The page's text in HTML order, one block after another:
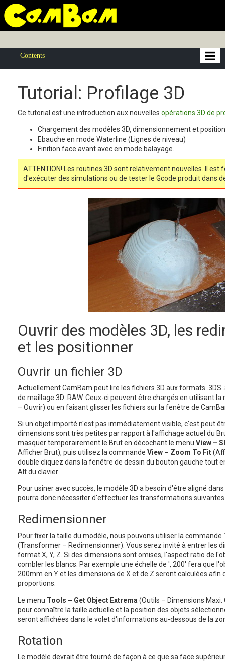
Contents
Tutorial: Profilage 3D
Ce tutorial est une introduction aux nouvelles opérations 3D de
Chargement des modèles 3D, dimensionnement et
Ebauche en mode Waterline (Lignes de niveau)
Finition face avant avec en mode balayage.
ATTENTION! Les routines 3D sont relativement nouvelles. Il
d'exécuter des simulations ou de tester le Gcode produit dans
Ouvrir des modèles 3D, les
et les positionner
Ouvrir un fichier 3D
Actuellement CamBam peut lire les fichiers 3D aux formats .3DS
de maillage 3D .RAW. Ceux-ci peuvent être chargés en utilisant
– Ouvrir) ou en faisant glisser les fichiers sur la fenêtre de
Si un objet importé n'est pas immédiatement visible, c'est peut
dimensions sont très petites par rapport à l'affichage actuel du
masquer temporairement le Brut en décochant le menu View –
Afficher Brut), puis utilisez la commande View – Zoom To Fit
double cliquez dans la fenêtre de dessin du bouton gauche tout
Alt du clavier
Pour usiner avec succès, le modèle 3D a besoin d'être aligné
pourra donc nécessiter d'effectuer les transformations
Redimensionner
Pour fixer la taille du modèle, nous pouvons utiliser la commande
(Transformer – Redimensionner). Vous serez invité à entrer les
format X, Y, Z. Si des dimensions sont omises, l'aspect ratio de
combler les blancs. Par exemple une échelle de ', 200' fera que
200mm en Y et les dimensions de X et de Z seront calculées afin
proportions.
Le menu Tools – Get Object Extrema (Outils – Dimensions
pour connaître la taille actuelle et la position des objets
seront affichées dans le volet d'informations au-dessous de la
Rotation
Le modèle devrait être tourné de façon à ce que sa face